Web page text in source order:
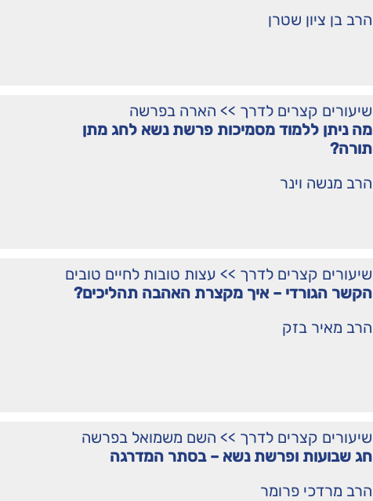
הרב בן ציון שטרן
שיעורים קצרים לדרך >> הארה בפרשה
מה ניתן ללמוד מסמיכות פרשת נשא לחג מתן
תורה?
הרב מנשה וינר
שיעורים קצרים לדרך >> עצות טובות לחיים טובים
הקשר הגורדי – איך מקצרת האהבה תהליכים?
הרב מאיר בזק
שיעורים קצרים לדרך >> השם משמואל בפרשה
חג שבועות ופרשת נשא – בסתר המדרגה
הרב מרדכי פרומר